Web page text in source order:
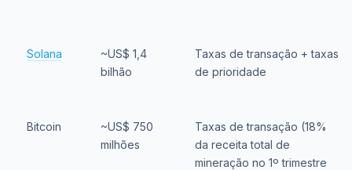
Solana
~US$ 1,4
bilhão
Taxas de transação + taxas
de prioridade
Bitcoin
~US$ 750
milhões
Taxas de transação (18%
da receita total de
mineração no 1º trimestre